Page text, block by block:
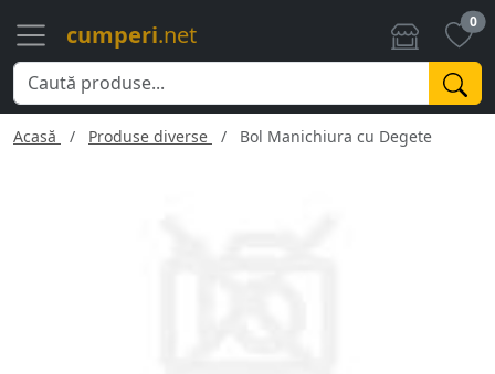
cumperi.net 0
Acasă Produse diverse Bol Manichiura cu Degete